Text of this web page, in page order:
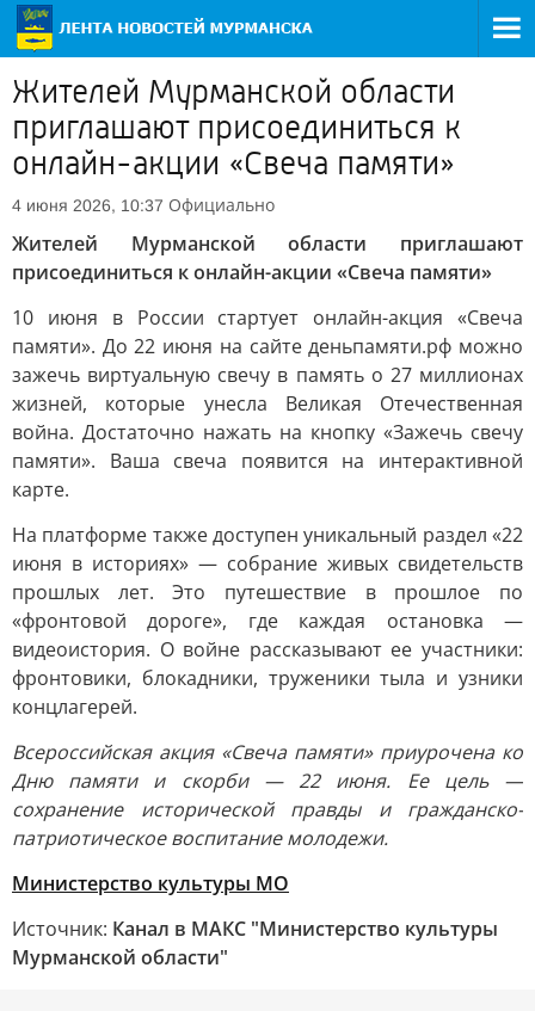
Жителей Мурманской области
приглашают присоединиться к
онлайн-акции «Свеча памяти»
4 июня 2026, 10:37 Официально
Жителей Мурманской области приглашают
присоединиться к онлайн-акции «Свеча памяти»
10 июня в России стартует онлайн-акция «Свеча
памяти». До 22 июня на сайте деньпамяти.рф можно
зажечь виртуальную свечу в память о 27 миллионах
жизней, которые унесла Великая Отечественная
война. Достаточно нажать на кнопку «Зажечь свечу
памяти». Ваша свеча появится на интерактивной
карте.
На платформе также доступен уникальный раздел «22
июня в историях» — собрание живых свидетельств
прошлых лет. Это путешествие в прошлое по
«фронтовой дороге», где каждая остановка —
видеоистория. О войне рассказывают ее участники:
фронтовики, блокадники, труженики тыла и узники
концлагерей.
Всероссийская акция «Свеча памяти» приурочена ко
Дню памяти и скорби — 22 июня. Ее цель —
сохранение исторической правды и гражданско-
патриотическое воспитание молодежи.
Министерство культуры МО
Источник: Канал в МАКС "Министерство культуры
Мурманской области"